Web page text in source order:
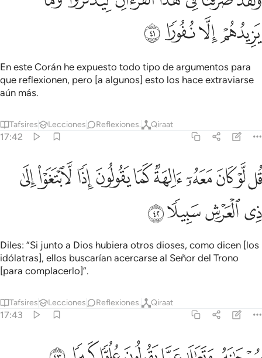
ﱩﱪﱫﱬ
En este Corán he expuesto todo tipo de argumentos para
que reflexionen, pero [a algunos] esto los hace extraviarse
aún más.
Tafsires Lecciones Reflexiones. Qiraat
17:42
قل لو كان معه الهة كما يقولون اذا لابتغوا الى ذي العرش سبيلا ٤٢
قُل لَّوْ كَانَ مَعَهُۥٓ ءَالِهَةٌۭ كَمَا يَقُولُونَ إِذًۭا لَّٱبْتَغَوْا۟ إِلَىٰ ذِى
ﱭﱮﱯﱰﱱﱲﱳﱴﱵﱶ
ﱷﱸﱹﱺ
Diles: “Si junto a Dios hubiera otros dioses, como dicen [los
idólatras], ellos buscarían acercarse al Señor del Trono
[para complacerlo]”.
Tafsires Lecciones Reflexiones. Qiraat
17:43
سبحانه وتعالى عما يقولون علوا كبيرا ٤٣